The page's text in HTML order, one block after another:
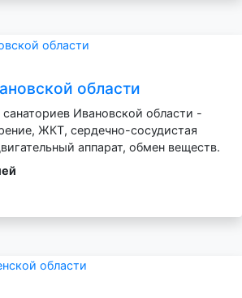
области
Ивановской области -
ЖКТ, сердечно-сосудистая
аппарат, обмен веществ.